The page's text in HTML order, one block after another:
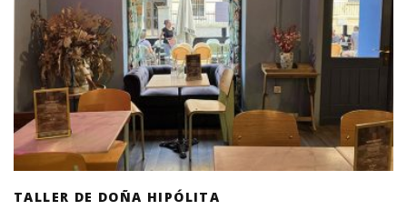
TALLER DE DOÑA HIPÓLITA